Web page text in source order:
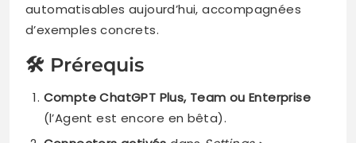
automatisables aujourd’hui, accompagnées
d’exemples concrets.
🛠️ Prérequis
Compte ChatGPT Plus, Team ou Enterprise
(l’Agent est encore en bêta).